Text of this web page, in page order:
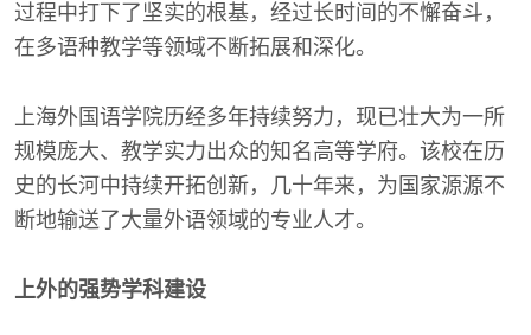
过程中打下了坚实的根基，经过长时间的不懈奋斗，
在多语种教学等领域不断拓展和深化。
上海外国语学院历经多年持续努力，现已壮大为一所
规模庞大、教学实力出众的知名高等学府。该校在历
史的长河中持续开拓创新，几十年来，为国家源源不
断地输送了大量外语领域的专业人才。
上外的强势学科建设